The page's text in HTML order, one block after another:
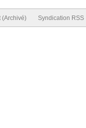
(Archivé) Syndication RSS